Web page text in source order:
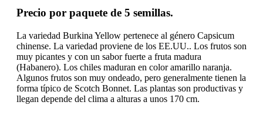
Precio por paquete de 5 semillas.
La variedad Burkina Yellow pertenece al género Capsicum
chinense. La variedad proviene de los EE.UU.. Los frutos son
muy picantes y con un sabor fuerte a fruta madura
(Habanero). Los chiles maduran en color amarillo naranja.
Algunos frutos son muy ondeado, pero generalmente tienen la
forma típico de Scotch Bonnet. Las plantas son productivas y
llegan depende del clima a alturas a unos 170 cm.